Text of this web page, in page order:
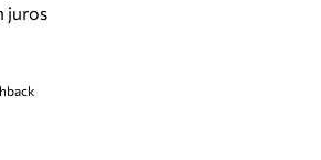
pedidos, devoluções e mais.
juros